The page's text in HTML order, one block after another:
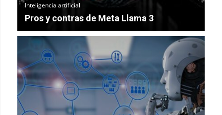
Inteligencia artificial
Pros y contras de Meta Llama 3